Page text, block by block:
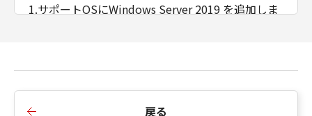
1.サポートOSにWindows Server 2019 を追加しま
戻る